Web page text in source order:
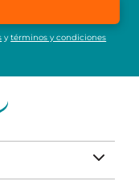
ytérminos y condiciones